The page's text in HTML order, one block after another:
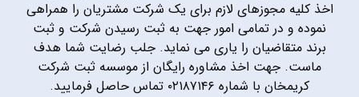
اخذ کلیه مجوزهای لازم برای یک شرکت مشتریان را همراهی
نموده و در تمامی امور جهت به ثبت رسیدن شرکت و ثبت
برند متقاضیان را یاری می نماید. جلب رضایت شما هدف
ماست. جهت اخذ مشاوره رایگان از موسسه ثبت شرکت
کریمخان با شماره ۰۲۱۸۷۱۴۶ تماس حاصل فرمایید.